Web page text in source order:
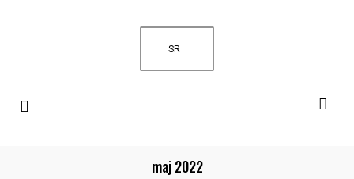
SR
maj 2022